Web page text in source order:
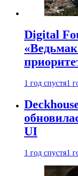
Digital
1 год спустя1
UI
1 год спустя1